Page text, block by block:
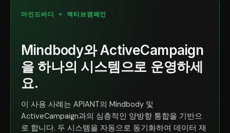
마인드바디 + 액티브캠페인
Mindbody와 ActiveCampaign
을 하나의 시스템으로 운영하세
요.
이 사용 사례는 APIANT의 Mindbody 및
ActiveCampaign과의 심층적인 양방향 통합을 기반으
로 합니다. 두 시스템을 자동으로 동기화하여 데이터 재